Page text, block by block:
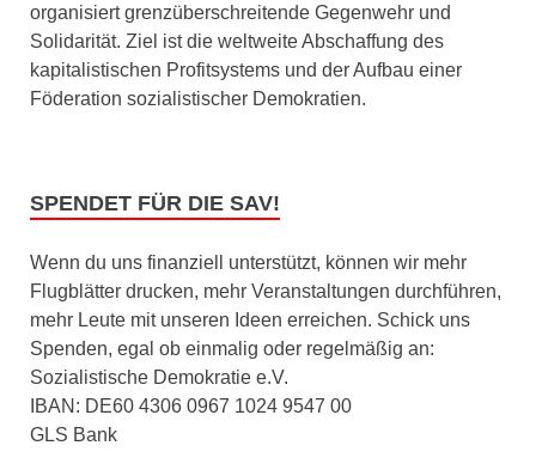
organisiert grenzüberschreitende Gegenwehr und
Solidarität. Ziel ist die weltweite Abschaffung des
kapitalistischen Profitsystems und der Aufbau einer
Föderation sozialistischer Demokratien.
SPENDET FÜR DIE SAV!
Wenn du uns finanziell unterstützt, können wir mehr
Flugblätter drucken, mehr Veranstaltungen durchführen,
mehr Leute mit unseren Ideen erreichen. Schick uns
Spenden, egal ob einmalig oder regelmäßig an:
Sozialistische Demokratie e.V.
IBAN: DE60 4306 0967 1024 9547 00
GLS Bank